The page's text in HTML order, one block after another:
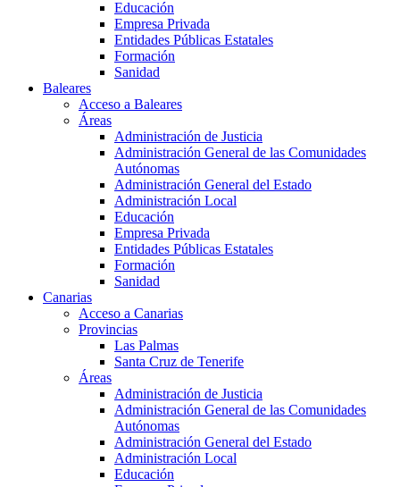
Educación
Empresa Privada
Entidades Públicas Estatales
Formación
Sanidad
Baleares
Acceso a Baleares
Áreas
Administración de Justicia
Administración General de las Comunidades
Autónomas
Administración General del Estado
Administración Local
Educación
Empresa Privada
Entidades Públicas Estatales
Formación
Sanidad
Canarias
Acceso a Canarias
Provincias
Las Palmas
Santa Cruz de Tenerife
Áreas
Administración de Justicia
Administración General de las Comunidades
Autónomas
Administración General del Estado
Administración Local
Educación